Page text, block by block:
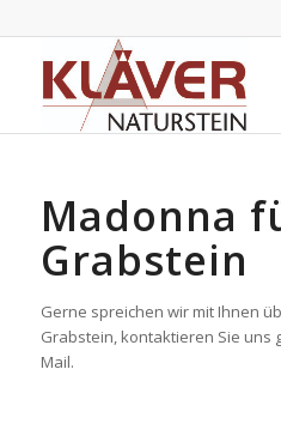
Madonna
Grabstein
Gerne spreichen wir mit Ihnen
Grabstein, kontaktieren Sie uns
Mail.